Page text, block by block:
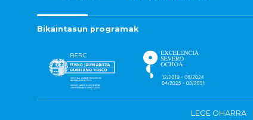
Bikaintasun programak
LEGE OHARRA